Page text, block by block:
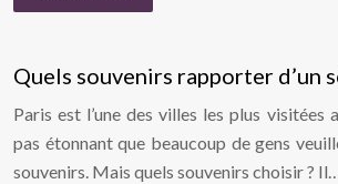
Quels souvenirs rapporter d’un
Paris est l’une des villes les plus visitées
pas étonnant que beaucoup de gens
souvenirs. Mais quels souvenirs choisir ? Il…